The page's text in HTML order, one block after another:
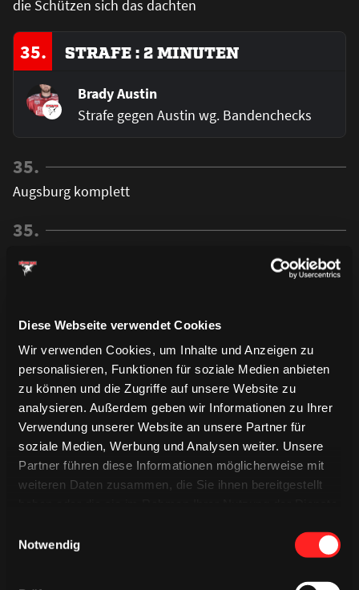
Diese Webseite verwendet Cookies
Wir verwenden Cookies, um Inhalte und Anzeigen zu
personalisieren, Funktionen für soziale Medien anbieten
zu können und die Zugriffe auf unsere Website zu
analysieren. Außerdem geben wir Informationen zu Ihrer
Verwendung unserer Website an unsere Partner für
soziale Medien, Werbung und Analysen weiter. Unsere
Partner führen diese Informationen möglicherweise mit
weiteren Daten zusammen, die Sie ihnen bereitgestellt
Notwendig
die Schützen sich das dachten
35. STRAFE : 2 MINUTEN
Brady Austin
Strafe gegen Austin wg. Bandenchecks
35.
Augsburg komplett
35.
Augsburg kann das in Unterzahl auch. Etwas zu
ungenau vorne und dann ist Trevelyan auf der Reise.
34.
Kammerer aus dem Bullykreis, Keller ist da und den
Rebound bekommen wir nicht unter
33. STRAFE : 2 MINUTEN
Andrew LeBlanc
Strafe gegen LeBlanc wg. Stockschlags
32.
Guter Wechsel von der Sill Reihe, auch wenn keine
Scheibe aufs Tor kommt, da wird gut an der Bande